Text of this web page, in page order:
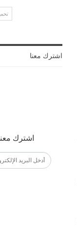
اشترك معنا
اشترك